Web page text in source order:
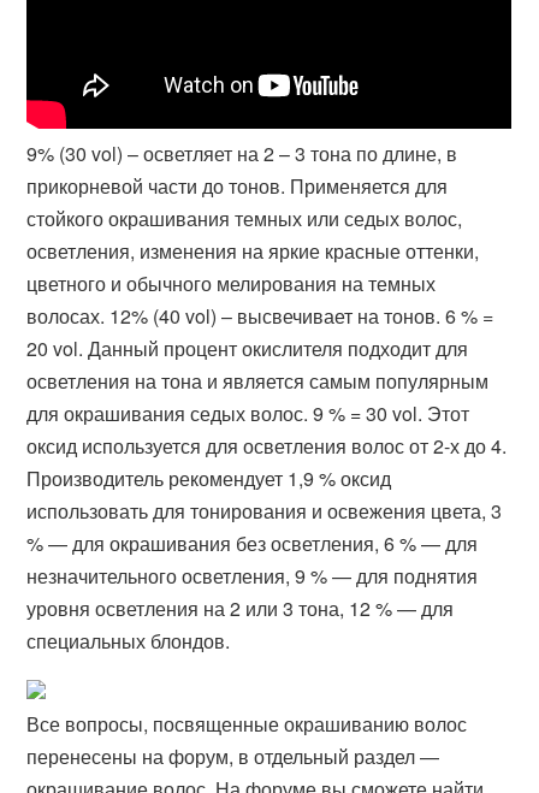
9% (30 vol) – осветляет на 2 – 3 тона по длине, в
прикорневой части до тонов. Применяется для
стойкого окрашивания темных или седых волос,
осветления, изменения на яркие красные оттенки,
цветного и обычного мелирования на темных
волосах. 12% (40 vol) – высвечивает на тонов. 6 % =
20 vol. Данный процент окислителя подходит для
осветления на тона и является самым популярным
для окрашивания седых волос. 9 % = 30 vol. Этот
оксид используется для осветления волос от 2-х до 4.
Производитель рекомендует 1,9 % оксид
использовать для тонирования и освежения цвета, 3
% — для окрашивания без осветления, 6 % — для
незначительного осветления, 9 % — для поднятия
уровня осветления на 2 или 3 тона, 12 % — для
специальных блондов.
Все вопросы, посвященные окрашиванию волос
перенесены на форум, в отдельный раздел —